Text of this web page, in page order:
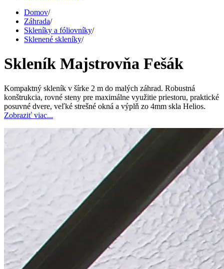
Domov/
Záhrada/
Skleníky a fóliovníky/
Sklenené skleníky/
Skleník Majstrovňa Fešák
Kompaktný skleník v šírke 2 m do malých záhrad. Robustná
konštrukcia, rovné steny pre maximálne využitie priestoru, praktické
posuvné dvere, veľké strešné okná a výplň zo 4mm skla Helios.
Zobraziť viac...